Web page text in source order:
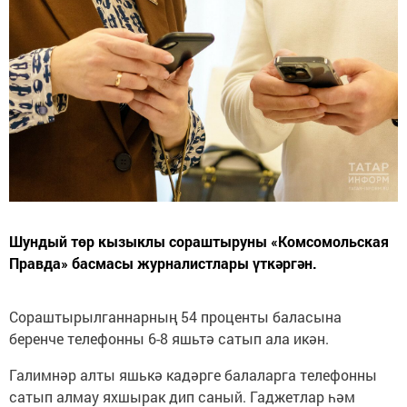
Шундый төр кызыклы сораштыруны «Комсомольская
Правда» басмасы журналистлары үткәргән.
Сораштырылганнарның 54 проценты баласына
беренче телефонны 6-8 яшьтә сатып ала икән.
Галимнәр алты яшькә кадәрге балаларга телефонны
сатып алмау яхшырак дип саный. Гаджетлар һәм